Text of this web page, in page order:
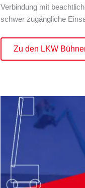
Verbindung mit
schwer zugängliche
Zu den LKW